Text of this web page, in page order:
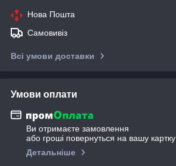
Нова Пошта
Самовивіз
Всі умови доставки
Умови оплати
Ви отримаєте замовлення
або гроші повернуться на вашу картку
Детальніше